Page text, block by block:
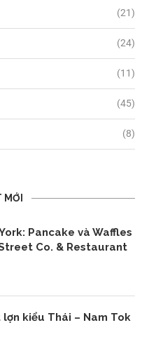
(21)
(24)
(11)
(45)
(8)
MỚI
Pancake và Waffles
Co. & Restaurant
kiểu Thái – Nam Tok